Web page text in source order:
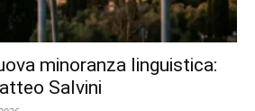
minoranza linguistica:
Salvini